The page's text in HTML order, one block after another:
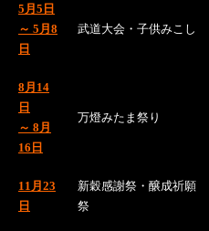
5月5日
～ 5月8
日
武道大会・子供みこし
8月14
日
～ 8月
16日
万燈みたま祭り
11月23
日
新穀感謝祭・醸成祈願
祭